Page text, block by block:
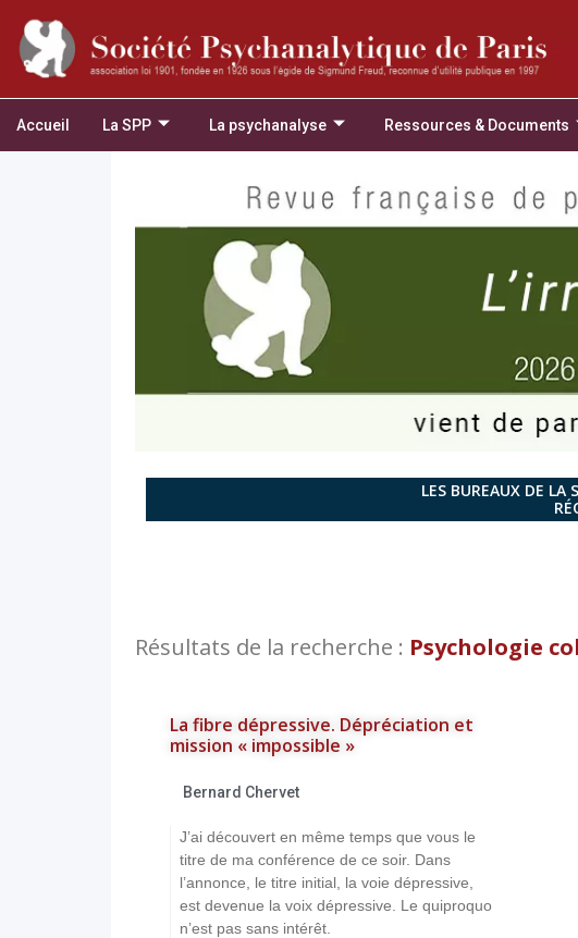
Accueil La SPP La psychanalyse Ressources & Documents
LES BUREAUX DE LA
Résultats de la recherche : Psychologie
La fibre dépressive. Dépréciation et
mission « impossible »
Bernard Chervet
J’ai découvert en même temps que vous le
titre de ma conférence de ce soir. Dans
l’annonce, le titre initial, la voie dépressive,
est devenue la voix dépressive. Le quiproquo
n’est pas sans intérêt.